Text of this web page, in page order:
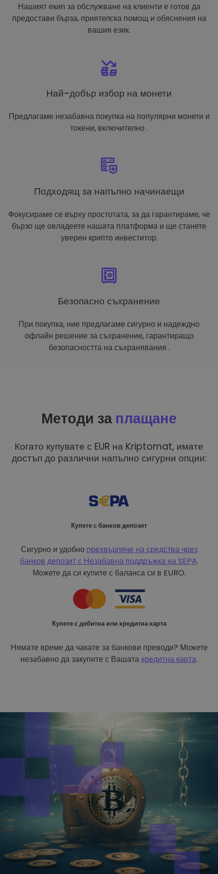
Нашият екип за обслужване на клиенти е готов да
предостави бърза, приятелска помощ и обяснения на
вашия език.
Най-добър избор на монети
Предлагаме незабавна покупка на популярни монети и
токени, включително .
Подходящ за напълно начинаещи
Фокусираме се върху простотата, за да гарантираме, че
бързо ще овладеете нашата платформа и ще станете
уверен крипто инвеститор.
Безопасно съхранение
При покупка, ние предлагаме сигурно и надеждно
офлайн решение за съхранение, гарантиращо
безопасността на съхранявания .
Методи за плащане
Когато купувате с EUR на Kriptomat, имате
достъп до различни напълно сигурни опции:
Купете с банков депозит
Сигурно и удобно прехвърляне на средства чрез
банков депозит с Незабавна поддръжка на SEPA.
Можете да си купите с баланса си в EURO.
Купете с дебитна или кредитна карта
Нямате време да чакате за банкови преводи? Можете
незабавно да закупите с Вашата кредитна карта.